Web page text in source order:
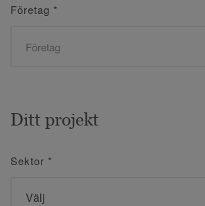
Företag *
Ditt projekt
Sektor *